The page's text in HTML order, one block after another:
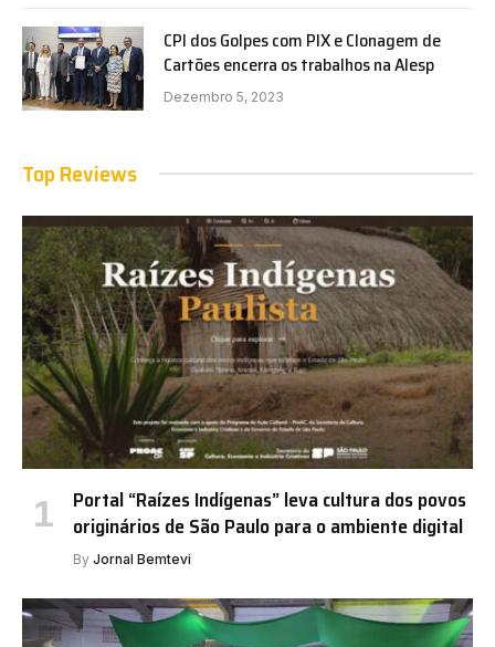
CPI dos Golpes com PIX e Clonagem de
Cartões encerra os trabalhos na Alesp
Dezembro 5, 2023
Top Reviews
Portal “Raízes Indígenas” leva cultura dos povos
originários de São Paulo para o ambiente digital
By Jornal Bemtevi